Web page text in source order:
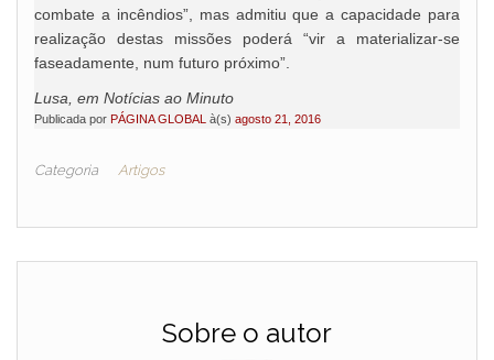
combate a incêndios”, mas admitiu que a capacidade para
realização destas missões poderá “vir a materializar-se
faseadamente, num futuro próximo”.
Lusa, em Notícias ao Minuto
Publicada por PÁGINA GLOBAL à(s) agosto 21, 2016
Categoria Artigos
Sobre o autor